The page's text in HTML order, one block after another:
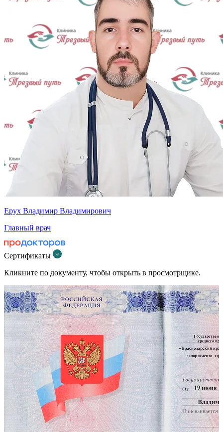
Ерух Владимир Владимирович
Главный врач
Сертификаты
Кликните по документу, чтобы открыть в просмотрщике.